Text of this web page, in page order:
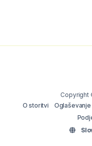
Copyright
O storitvi
Oglaševanje